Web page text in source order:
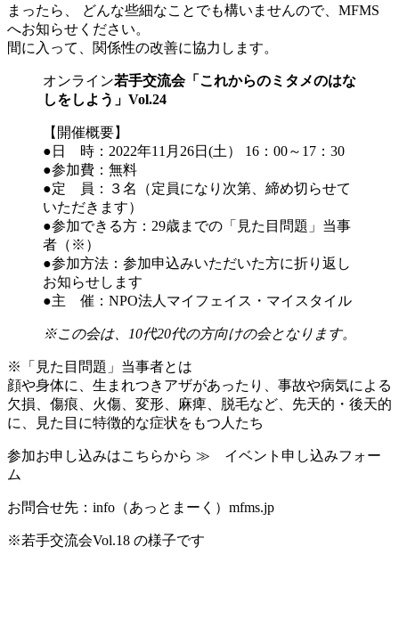
まったら、 どんな些細なことでも構いませんので、MFMS
へお知らせください。
間に入って、関係性の改善に協力します。
オンライン若手交流会「これからのミタメのはな
しをしよう」Vol.24
【開催概要】
●日 時：2022年11月26日(土） 16：00～17：30
●参加費：無料
●定 員：３名（定員になり次第、締め切らせて
いただきます）
●参加できる方：29歳までの「見た目問題」当事
者（※）
●参加方法：参加申込みいただいた方に折り返し
お知らせします
●主 催：NPO法人マイフェイス・マイスタイル
※この会は、10代20代の方向けの会となります。
※「見た目問題」当事者とは
顔や身体に、生まれつきアザがあったり、事故や病気による
欠損、傷痕、火傷、変形、麻痺、脱毛など、先天的・後天的
に、見た目に特徴的な症状をもつ人たち
参加お申し込みはこちらから ≫ イベント申し込みフォー
ム
お問合せ先：info（あっとまーく）mfms.jp
※若手交流会Vol.18 の様子です